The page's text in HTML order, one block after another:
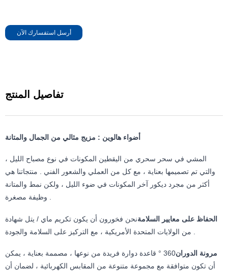
أرسل استفسارك الآن
تفاصيل المنتج
أضواء هالوين : مزيج مثالي من الجمال والمتانة
المشي في سحر سحري من اليقطين المكونات في نوع مصباح الليل ،
والتي تم تصميمها بعناية ، مع كل من العملي والشعور الفني . منتجاتنا هي
أكثر من مجرد ديكور آخر المكونات في ضوء الليل ، ولكن نمط والمتانة
وظيفة مصغرة .
الحفاظ على معايير السلامةنحن فخورون أن يكون تكريم ماي / يتل شهادة
مرونة الدوران
360 ° قاعدة دوارة فريدة من نوعها ، مصممة بعناية ، يمكن
أن تكون متوافقة مع مجموعة متنوعة من المقابس الكهربائية ، لضمان أن